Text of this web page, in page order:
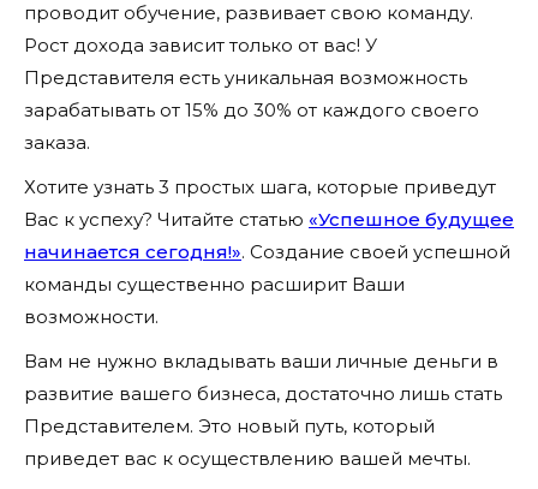
проводит обучение, развивает свою команду.
Рост дохода зависит только от вас! У
Представителя есть уникальная возможность
зарабатывать от 15% до 30% от каждого своего
заказа.
Хотите узнать 3 простых шага, которые приведут
Вас к успеху? Читайте статью «Успешное будущее
начинается сегодня!». Создание своей успешной
команды существенно расширит Ваши
возможности.
Вам не нужно вкладывать ваши личные деньги в
развитие вашего бизнеса, достаточно лишь стать
Представителем. Это новый путь, который
приведет вас к осуществлению вашей мечты.